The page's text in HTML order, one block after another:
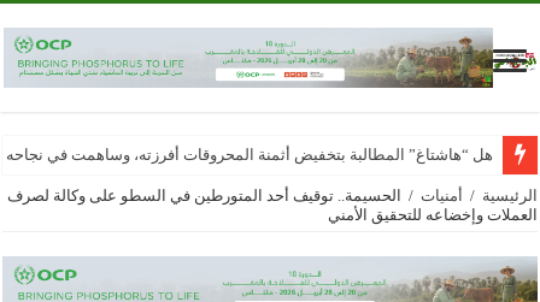
هل “هاشتاغ” المطالبة بتخفيض أثمنة المحروقات أفرزته، وساهمت في
الرئيسية / أمنيات /
الحسيمة.. توقيف أحد المتورطين في السطو على وكالة لصرف
العملات وإخضاعه للتحقيق الأمني